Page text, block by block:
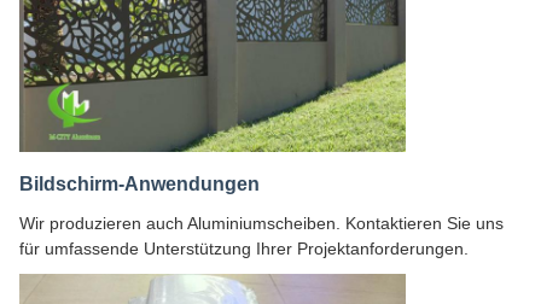
Bildschirm-Anwendungen
Wir produzieren auch Aluminiumscheiben. Kontaktieren Sie uns
für umfassende Unterstützung Ihrer Projektanforderungen.